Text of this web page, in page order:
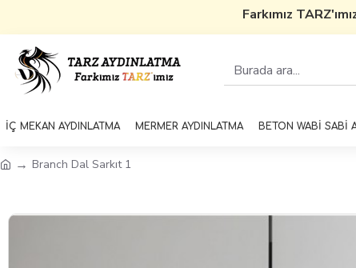
Farkımız TARZ'ımız
İÇ MEKAN AYDINLATMA MERMER AYDINLATMA BETON WABİ SABİ
Branch Dal Sarkıt 1